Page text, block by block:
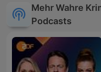
Mehr Wahre
Podcasts